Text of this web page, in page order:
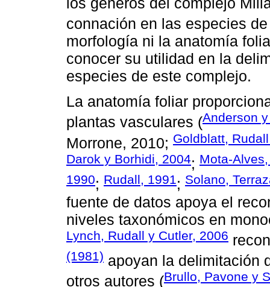
connación en las especies
morfología ni la anatomía
conocer su utilidad en la
especies de este complejo.
La anatomía foliar
plantas vasculares (Anderson
Morrone, 2010; Goldblatt,
Darok y Borhidi, 2004; Mota-
1990; Rudall, 1991; Solano,
fuente de datos apoya el
niveles taxonómicos en
Lynch, Rudall y Cutler, 2006
(1981) apoyan la delimitación
otros autores (Brullo, Pavone y